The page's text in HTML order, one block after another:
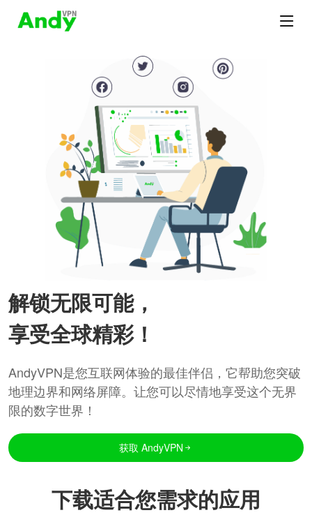
解锁无限可能，
享受全球精彩！
AndyVPN是您互联网体验的最佳伴侣，它帮助您突破
地理边界和网络屏障。让您可以尽情地享受这个无界
限的数字世界！
获取 AndyVPN
下载适合您需求的应用